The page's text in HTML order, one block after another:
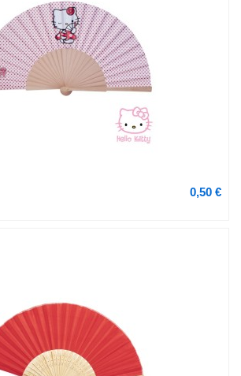
0,50 €